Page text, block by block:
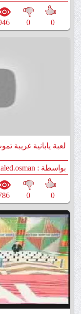
0
0
لعبة يابانية غريبة
بواسطة : khaled.osman
0
0